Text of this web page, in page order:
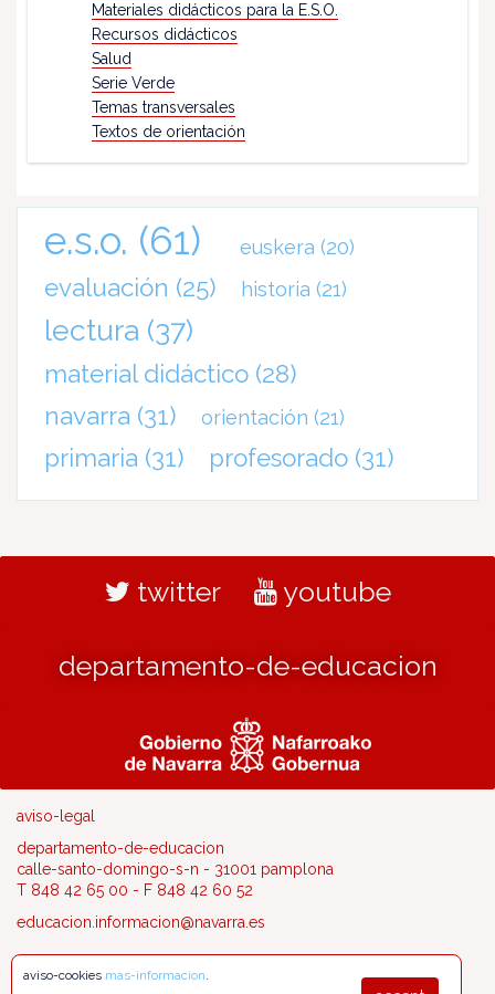
Materiales didácticos para la E.S.O.
Recursos didácticos
Salud
Serie Verde
Temas transversales
Textos de orientación
e.s.o. (61) euskera (20)
evaluación (25) historia (21)
lectura (37)
material didáctico (28)
navarra (31) orientación (21)
primaria (31) profesorado (31)
twitter youtube
departamento-de-educacion
aviso-legal
departamento-de-educacion
calle-santo-domingo-s-n - 31001 pamplona
T 848 42 65 00 - F 848 42 60 52
educacion.informacion@navarra.es
aviso-cookies mas-informacion.